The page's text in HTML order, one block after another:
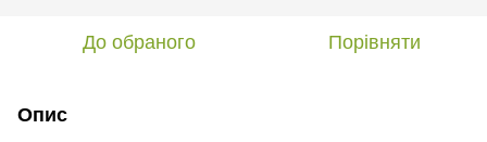
До обраного Порівняти
Опис